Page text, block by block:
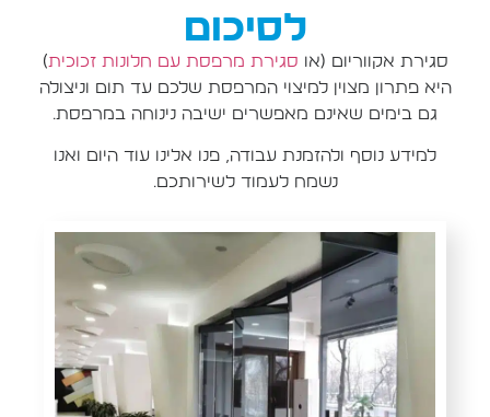
לסיכום
סגירת אקווריום (או סגירת מרפסת עם חלונות זכוכית)
היא פתרון מצוין למיצוי המרפסת שלכם עד תום וניצולה
גם בימים שאינם מאפשרים ישיבה נינוחה במרפסת.
למידע נוסף ולהזמנת עבודה, פנו אלינו עוד היום ואנו
נשמח לעמוד לשירותכם.